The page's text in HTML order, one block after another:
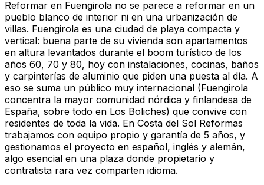
Reformar en Fuengirola no se parece a reformar en un
pueblo blanco de interior ni en una urbanización de
villas. Fuengirola es una ciudad de playa compacta y
vertical: buena parte de su vivienda son apartamentos
en altura levantados durante el boom turístico de los
años 60, 70 y 80, hoy con instalaciones, cocinas, baños
y carpinterías de aluminio que piden una puesta al día. A
eso se suma un público muy internacional (Fuengirola
concentra la mayor comunidad nórdica y finlandesa de
España, sobre todo en Los Boliches) que convive con
residentes de toda la vida. En Costa del Sol Reformas
trabajamos con equipo propio y garantía de 5 años, y
gestionamos el proyecto en español, inglés y alemán,
algo esencial en una plaza donde propietario y
contratista rara vez comparten idioma.